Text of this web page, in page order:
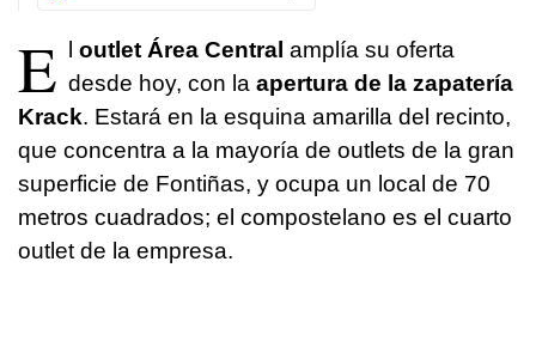
E l outlet Área Central amplía su oferta
desde hoy, con la apertura de la zapatería
Krack. Estará en la esquina amarilla del recinto,
que concentra a la mayoría de outlets de la gran
superficie de Fontiñas, y ocupa un local de 70
metros cuadrados; el compostelano es el cuarto
outlet de la empresa.